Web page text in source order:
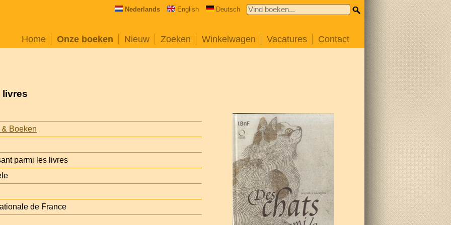
Nederlands English Deutsch
Home Onze boeken Nieuw Zoeken Winkelwagen Vacatures Contact
livres
Boeken
parmi les livres
de France